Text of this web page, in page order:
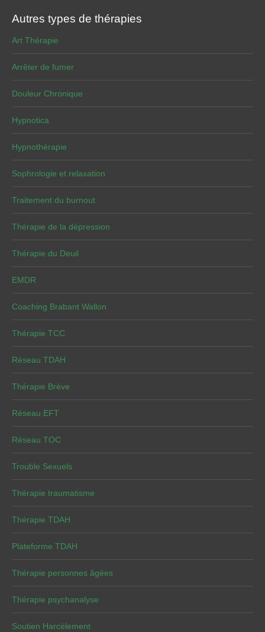
Autres types de thérapies
Art Thérapie
Arrêter de fumer
Douleur Chronique
Hypnotica
Hypnothérapie
Sophrologie et relaxation
Traitement du burnout
Thérapie de la dépression
Thérapie du Deuil
EMDR
Coaching Brabant Wallon
Thérapie TCC
Réseau TDAH
Thérapie Brève
Réseau EFT
Réseau TOC
Trouble Sexuels
Thérapie traumatisme
Thérapie TDAH
Plateforme TDAH
Thérapie personnes âgées
Thérapie psychanalyse
Soutien Harcèlement